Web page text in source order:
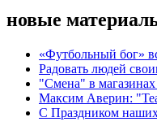
новые
«Футбольный бог»
Радовать людей
"Смена" в
Максим Аверин:
С Праздником